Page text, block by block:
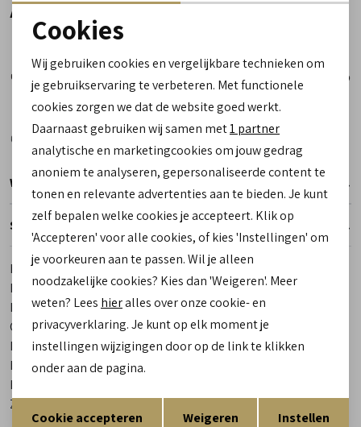
Alternatieve kleuren
Winkelvoorraad
Specificaties
Merk
Teva
Leveranciercode
4266-LEML Tirra
Bestelcode
00025962-99
Categorie
Outdoor sandalen dames
Kleur
Meerkleurig
Materiaal buitenkant
Materiaal binnenkant
Zool
Noodzakelijke cookies
Analytische cookies
Marketing cookies
Terug Opslaan
Cookies
Wij gebruiken cookies en vergelijkbare technieken om
je gebruikservaring te verbeteren. Met functionele
cookies zorgen we dat de website goed werkt.
Daarnaast gebruiken wij samen met1 partner
analytische en marketingcookies om jouw gedrag
anoniem te analyseren, gepersonaliseerde content te
tonen en relevante advertenties aan te bieden. Je kunt
zelf bepalen welke cookies je accepteert. Klik op
'Accepteren' voor alle cookies, of kies 'Instellingen' om
je voorkeuren aan te passen. Wil je alleen
noodzakelijke cookies? Kies dan 'Weigeren'. Meer
weten? Lees hieralles over onze cookie- en
privacyverklaring. Je kunt op elk moment je
instellingen wijzigingen door op de link te klikken
onder aan de pagina.
Cookie accepteren Weigeren Instellen